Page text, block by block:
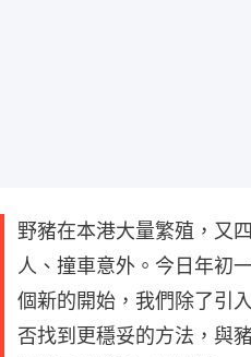
野豬在本港大量繁殖，又
人、撞車意外。今日年初
個新的開始，我們除了引
否找到更穩妥的方法，與